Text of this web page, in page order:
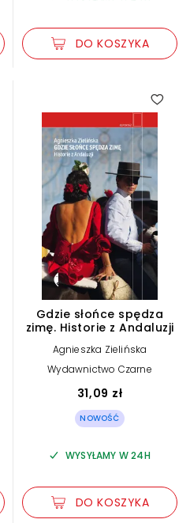
DO KOSZYKA
Gdzie słońce spędza
zimę. Historie z Andaluzji
Agnieszka Zielińska
Wydawnictwo Czarne
31,09 zł
NOWOŚĆ
WYSYŁAMY W 24H
DO KOSZYKA